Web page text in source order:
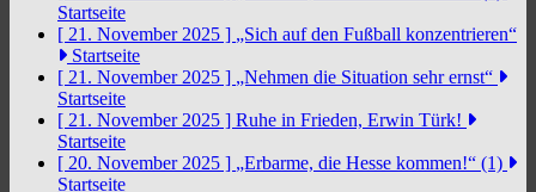
Startseite
[ 21. November 2025 ] „Sich auf den Fußball konzentrieren“
Startseite
[ 21. November 2025 ] „Nehmen die Situation sehr ernst“
Startseite
[ 21. November 2025 ] Ruhe in Frieden, Erwin Türk!
Startseite
[ 20. November 2025 ] „Erbarme, die Hesse kommen!“ (1)
Startseite